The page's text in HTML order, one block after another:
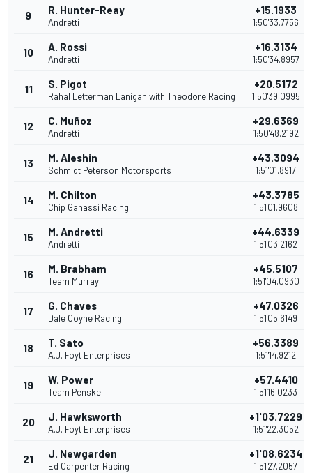
9 R. Hunter-Reay
Andretti
+15.1933
1:50'33.7756
10 A. Rossi
Andretti
+16.3134
1:50'34.8957
11 S. Pigot
Rahal Letterman Lanigan with Theodore Racing
+20.5172
1:50'39.0995
12 C. Muñoz
Andretti
+29.6369
1:50'48.2192
13 M. Aleshin
Schmidt Peterson Motorsports
+43.3094
1:51'01.8917
14 M. Chilton
Chip Ganassi Racing
+43.3785
1:51'01.9608
15 M. Andretti
Andretti
+44.6339
1:51'03.2162
16 M. Brabham
Team Murray
+45.5107
1:51'04.0930
17 G. Chaves
Dale Coyne Racing
+47.0326
1:51'05.6149
18 T. Sato
A.J. Foyt Enterprises
+56.3389
1:51'14.9212
19 W. Power
Team Penske
+57.4410
1:51'16.0233
20 J. Hawksworth
A.J. Foyt Enterprises
+1'03.7229
1:51'22.3052
21 J. Newgarden
Ed Carpenter Racing
+1'08.6234
1:51'27.2057